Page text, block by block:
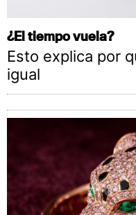
¿El tiempo vuela?
Esto explica por
igual